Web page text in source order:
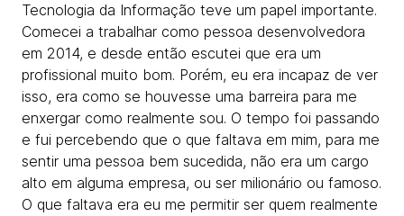
Tecnologia da Informação teve um papel importante.
Comecei a trabalhar como pessoa desenvolvedora
em 2014, e desde então escutei que era um
profissional muito bom. Porém, eu era incapaz de ver
isso, era como se houvesse uma barreira para me
enxergar como realmente sou. O tempo foi passando
e fui percebendo que o que faltava em mim, para me
sentir uma pessoa bem sucedida, não era um cargo
alto em alguma empresa, ou ser milionário ou famoso.
O que faltava era eu me permitir ser quem realmente